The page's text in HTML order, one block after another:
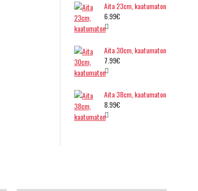
Aita 23cm, kaatumaton
6.99€
Aita 30cm, kaatumaton
7.99€
Aita 38cm, kaatumaton
8.99€